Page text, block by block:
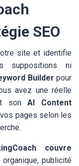
SEO
site et identifie
suppositions ni
Builder pour
avez une réelle
sonAI Content
pages selon les
couvre
organique, publicité